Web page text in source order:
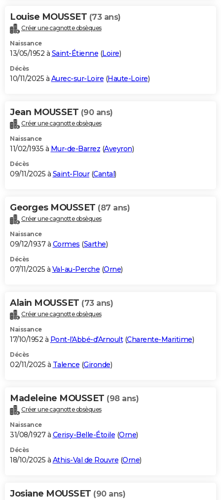
Louise MOUSSET (73 ans)
Créer une cagnotte obsèques
Naissance
13/05/1952 à Saint-Étienne (Loire)
Décès
10/11/2025 à Aurec-sur-Loire (Haute-Loire)
Jean MOUSSET (90 ans)
Créer une cagnotte obsèques
Naissance
11/02/1935 à Mur-de-Barrez (Aveyron)
Décès
09/11/2025 à Saint-Flour(Cantal)
Georges MOUSSET (87 ans)
Créer une cagnotte obsèques
Naissance
09/12/1937 à Cormes (Sarthe)
Décès
07/11/2025 à Val-au-Perche (Orne)
Alain MOUSSET (73 ans)
Créer une cagnotte obsèques
Naissance
17/10/1952 à Pont-l'Abbé-d'Arnoult(Charente-Maritime)
Décès
02/11/2025 à Talence (Gironde)
Madeleine MOUSSET (98 ans)
Créer une cagnotte obsèques
Naissance
31/08/1927 à Cerisy-Belle-Étoile (Orne)
Décès
18/10/2025 à Athis-Val de Rouvre (Orne)
Josiane MOUSSET (90 ans)